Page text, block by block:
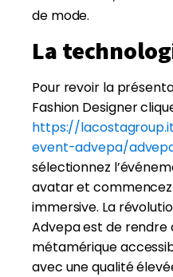
de mode.
La
Pour revoir la
Fashion Designer
https://
event-advepa/
sélectionnez
avatar et
immersive. La
Advepa est de
métamérique
avec une qualité